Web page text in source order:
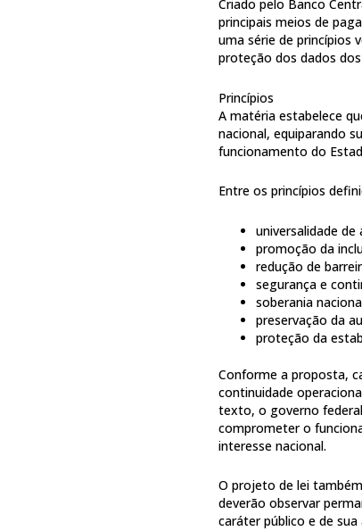
Criado pelo Banco
principais meios de
uma série de princípios
proteção dos dados
Princípios
A matéria estabelece
nacional, equiparando
funcionamento do
Entre os princípios
universalidade
promoção da
redução de
segurança e
soberania
preservação da
proteção da
Conforme a proposta,
continuidade
texto, o governo
comprometer o
interesse nacional.
O projeto de lei
deverão observar
caráter público e de sua